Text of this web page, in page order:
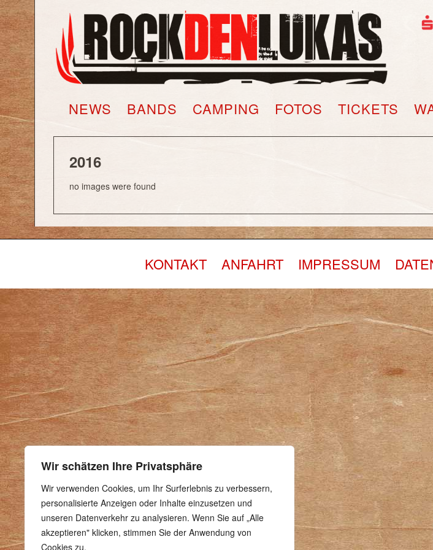
Wir schätzen Ihre Privatsphäre
Wir verwenden Cookies, um Ihr Surferlebnis zu verbessern,
personalisierte Anzeigen oder Inhalte einzusetzen und
unseren Datenverkehr zu analysieren. Wenn Sie auf „Alle
akzeptieren" klicken, stimmen Sie der Anwendung von
Cookies zu.
NEWS
BANDS
CAMPING
FOTOS
TICKETS
WARENKORB
SHOP
NEWS BANDS CAMPING FOTOS TICKETS
2016
no images were found
KONTAKT ANFAHRT IMPRESSUM